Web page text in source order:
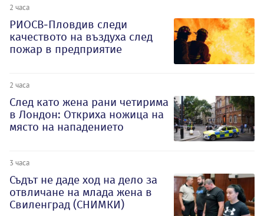
2 часа
РИОСВ-Пловдив следи
качеството на въздуха след
пожар в предприятие
2 часа
След като жена рани четирима
в Лондон: Откриха ножица на
място на нападението
3 часа
Съдът не даде ход на дело за
отвличане на млада жена в
Свиленград (СНИМКИ)